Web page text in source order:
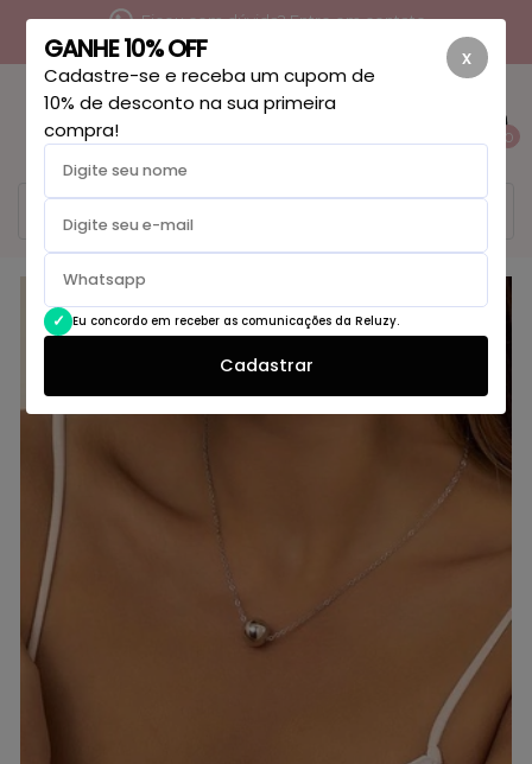
Ficou com dúvida? Entre em contato
0
x
GANHE 10% OFF
Cadastre-se e receba um cupom de
10% de desconto na sua primeira
compra!
Eu concordo em receber as comunicações da Reluzy.
Cadastrar